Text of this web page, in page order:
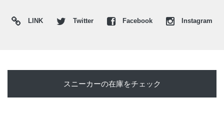
LINK Twitter Facebook Instagram
スニーカーの在庫をチェック